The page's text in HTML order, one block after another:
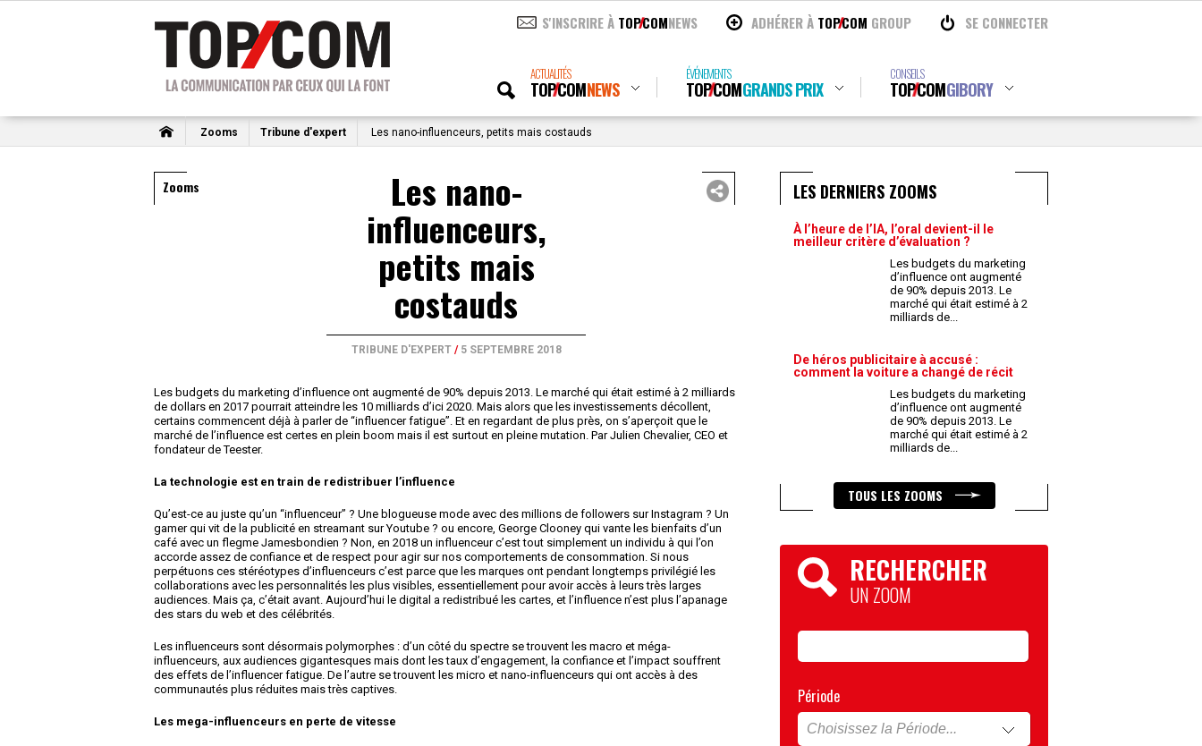
S'INSCRIRE À TOPCOMNEWS ADHÉRER À TOPCOM GROUP SE CONNECTER
ACTUALITÉS
TOPCOMNEWS
ÉVÉNEMENTS
TOPCOMGRANDS PRIX
CONSEILS
TOPCOMGIBORY
Zooms Tribune d'expert Les nano-influenceurs, petits mais costauds
Zooms Les nano-
influenceurs,
petits mais
costauds
TRIBUNE D'EXPERT/ 5 SEPTEMBRE 2018
Les budgets du marketing d’influence ont augmenté de 90% depuis 2013. Le marché qui était estimé à 2 milliards
de dollars en 2017 pourrait atteindre les 10 milliards d’ici 2020. Mais alors que les investissements décollent,
certains commencent déjà à parler de “influencer fatigue”. Et en regardant de plus près, on s’aperçoit que le
marché de l’influence est certes en plein boom mais il est surtout en pleine mutation. Par Julien Chevalier, CEO et
fondateur de Teester.
La technologie est en train de redistribuer l’influence
Qu’est-ce au juste qu’un “influenceur” ? Une blogueuse mode avec des millions de followers sur Instagram ? Un
gamer qui vit de la publicité en streamant sur Youtube ? ou encore, George Clooney qui vante les bienfaits d’un
café avec un flegme Jamesbondien ? Non, en 2018 un influenceur c’est tout simplement un individu à qui l’on
accorde assez de confiance et de respect pour agir sur nos comportements de consommation. Si nous
perpétuons ces stéréotypes d’influenceurs c’est parce que les marques ont pendant longtemps privilégié les
collaborations avec les personnalités les plus visibles, essentiellement pour avoir accès à leurs très larges
audiences. Mais ça, c’était avant. Aujourd’hui le digital a redistribué les cartes, et l’influence n’est plus l’apanage
des stars du web et des célébrités.
Les influenceurs sont désormais polymorphes : d’un côté du spectre se trouvent les macro et méga-
influenceurs, aux audiences gigantesques mais dont les taux d’engagement, la confiance et l’impact souffrent
des effets de l’influencer fatigue. De l’autre se trouvent les micro et nano-influenceurs qui ont accès à des
communautés plus réduites mais très captives.
Les mega-influenceurs en perte de vitesse
LES DERNIERS ZOOMS
À l’heure de l’IA, l’oral devient-il le
meilleur critère d’évaluation ?
Les budgets du marketing
d’influence ont augmenté
de 90% depuis 2013. Le
marché qui était estimé à 2
milliards de...
De héros publicitaire à accusé :
comment la voiture a changé de récit
Les budgets du marketing
d’influence ont augmenté
de 90% depuis 2013. Le
marché qui était estimé à 2
milliards de...
TOUS LES ZOOMS
RECHERCHER
UN ZOOM
Période